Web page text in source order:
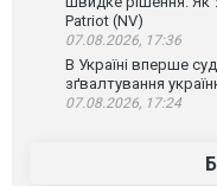
Patriot (NV)
07.08.2026, 17:36
В Україні вперше
зґвалтування
07.08.2026, 17:24